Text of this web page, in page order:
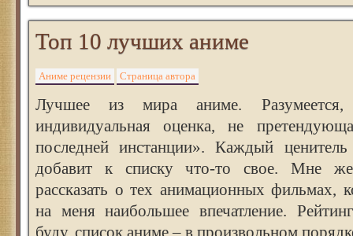
Топ 10 лучших аниме
Аниме рецензии Страница автора
Лучшее из мира аниме.
индивидуальная оценка, не
последней инстанции». Каждый
добавит к списку что-то свое. Мне же
рассказать о тех анимационных фильмах,
на меня наибольшее впечатление.
буду, список аниме – в произвольном